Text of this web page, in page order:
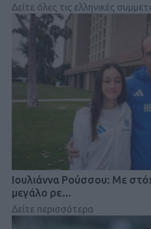
Δείτε όλες τις ελληνικές
Iουλιάννα Ρούσσου: Με
μεγάλο ρε…
Δείτε περισσότερα